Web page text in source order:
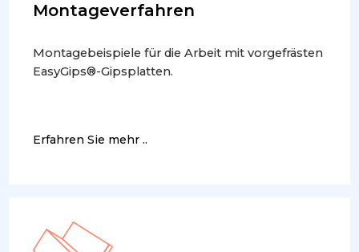
Montageverfahren
Montagebeispiele für die Arbeit mit vorgefrästen
EasyGips®-Gipsplatten.
Erfahren Sie mehr ..